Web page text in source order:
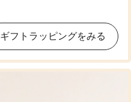
ギフトラッピングをみる